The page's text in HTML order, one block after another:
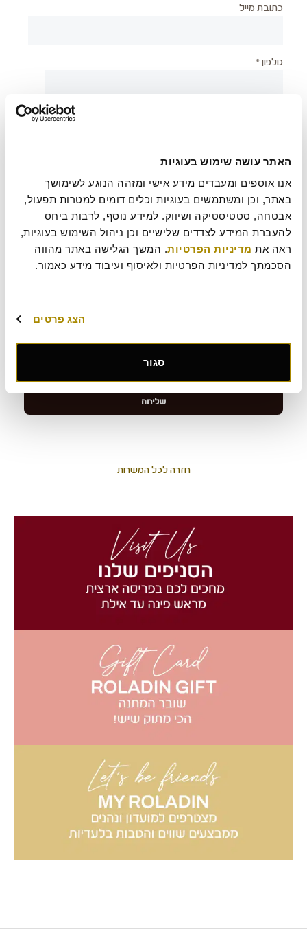
האתר עושה שימוש בעוגיות
ראה את מדיניות הפרטיות
הסכמתך למדיניות הפרטיות ולאיסוף ועיבוד מידע כאמור.
הצג פרטים
סגור
כתובת מייל
טלפון *
בעת שליחת טופס זה אני מאשר/ת כי קראתי אתמדיניות
הפרטיות של רולדין
?
חזרה לכל המשרות